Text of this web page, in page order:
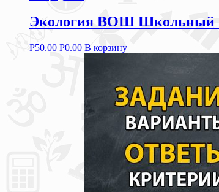
Экология ВОШ Школьный
Р50.00 Р0.00 В корзину